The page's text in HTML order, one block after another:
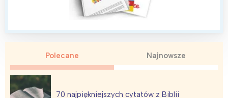
Polecane Najnowsze
70 najpiękniejszych cytatów z Biblii
Interesują mnie wydarzenia z